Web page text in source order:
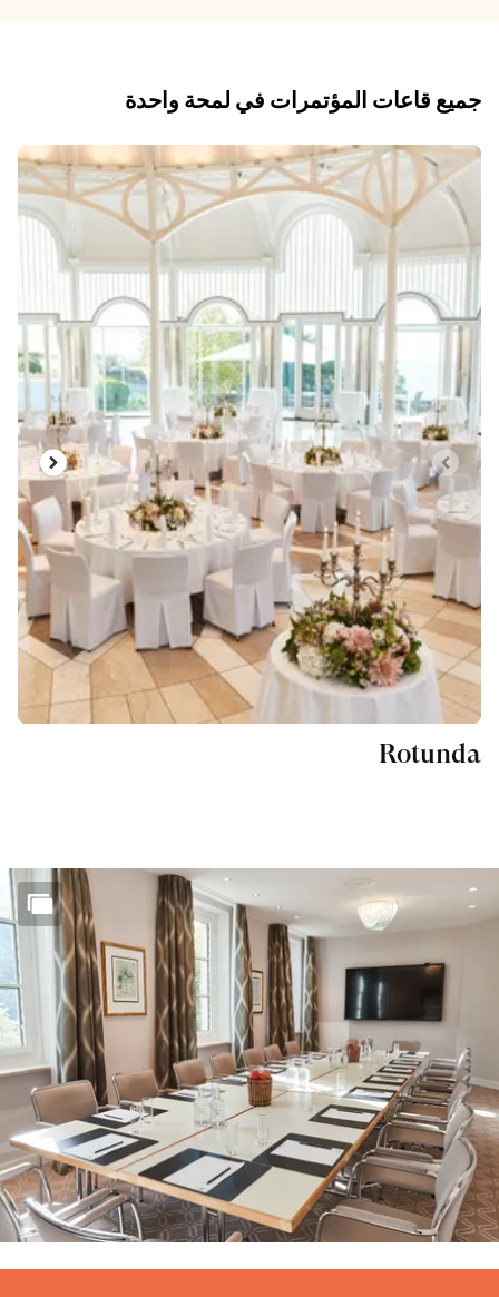
جميع قاعات المؤتمرات في لمحة واحدة
الشريحة 1 من 13
Rotunda